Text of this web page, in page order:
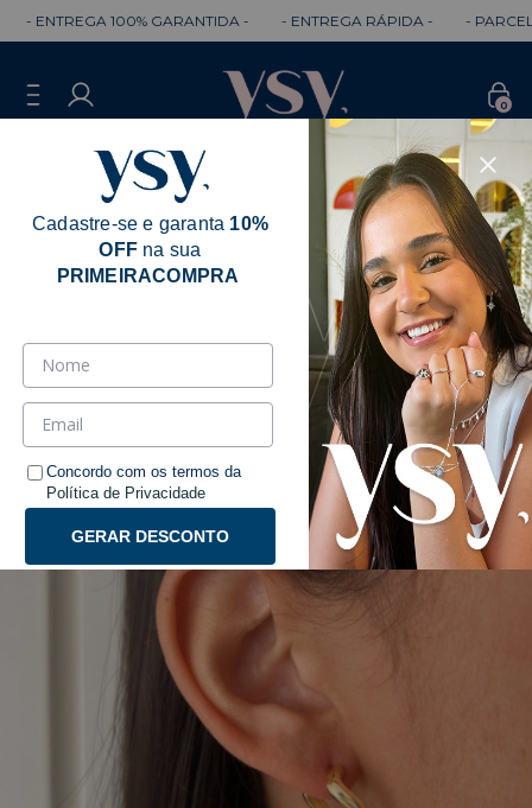
100% GARANTIDA - - ENTREGA RÁPIDA - - PARCELE
0
Cadastre-se e garanta 10%
OFF na sua
PRIMEIRACOMPRA
Concordo com os termos da
Política de Privacidade
GERAR DESCONTO